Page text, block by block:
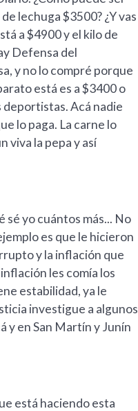
lechuga $3500? ¿Y vas
a $4900 y el kilo de
Defensa del
y no lo compré porque
está es a $3400 o
deportistas. Acá nadie
lo paga. La carne lo
viva la pepa y así
sé yo cuántos más... No
es que le hicieron
y la inflación que
les comía los
estabilidad, ya le
investigue a algunos
y en San Martín y Junín
está haciendo esta